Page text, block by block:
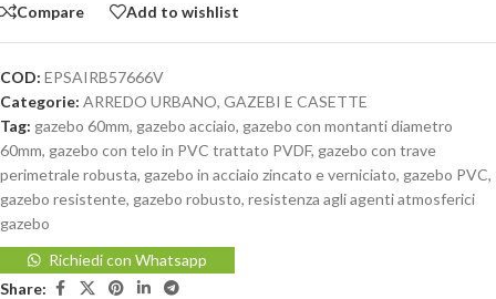
Compare Add to wishlist
COD: EPSAIRB57666V
Categorie: ARREDO URBANO, GAZEBI E CASETTE
Tag: gazebo 60mm, gazebo acciaio, gazebo con montanti diametro
60mm, gazebo con telo in PVC trattato PVDF, gazebo con trave
perimetrale robusta, gazebo in acciaio zincato e verniciato, gazebo PVC,
gazebo resistente, gazebo robusto, resistenza agli agenti atmosferici
gazebo
Richiedi con Whatsapp
Share: